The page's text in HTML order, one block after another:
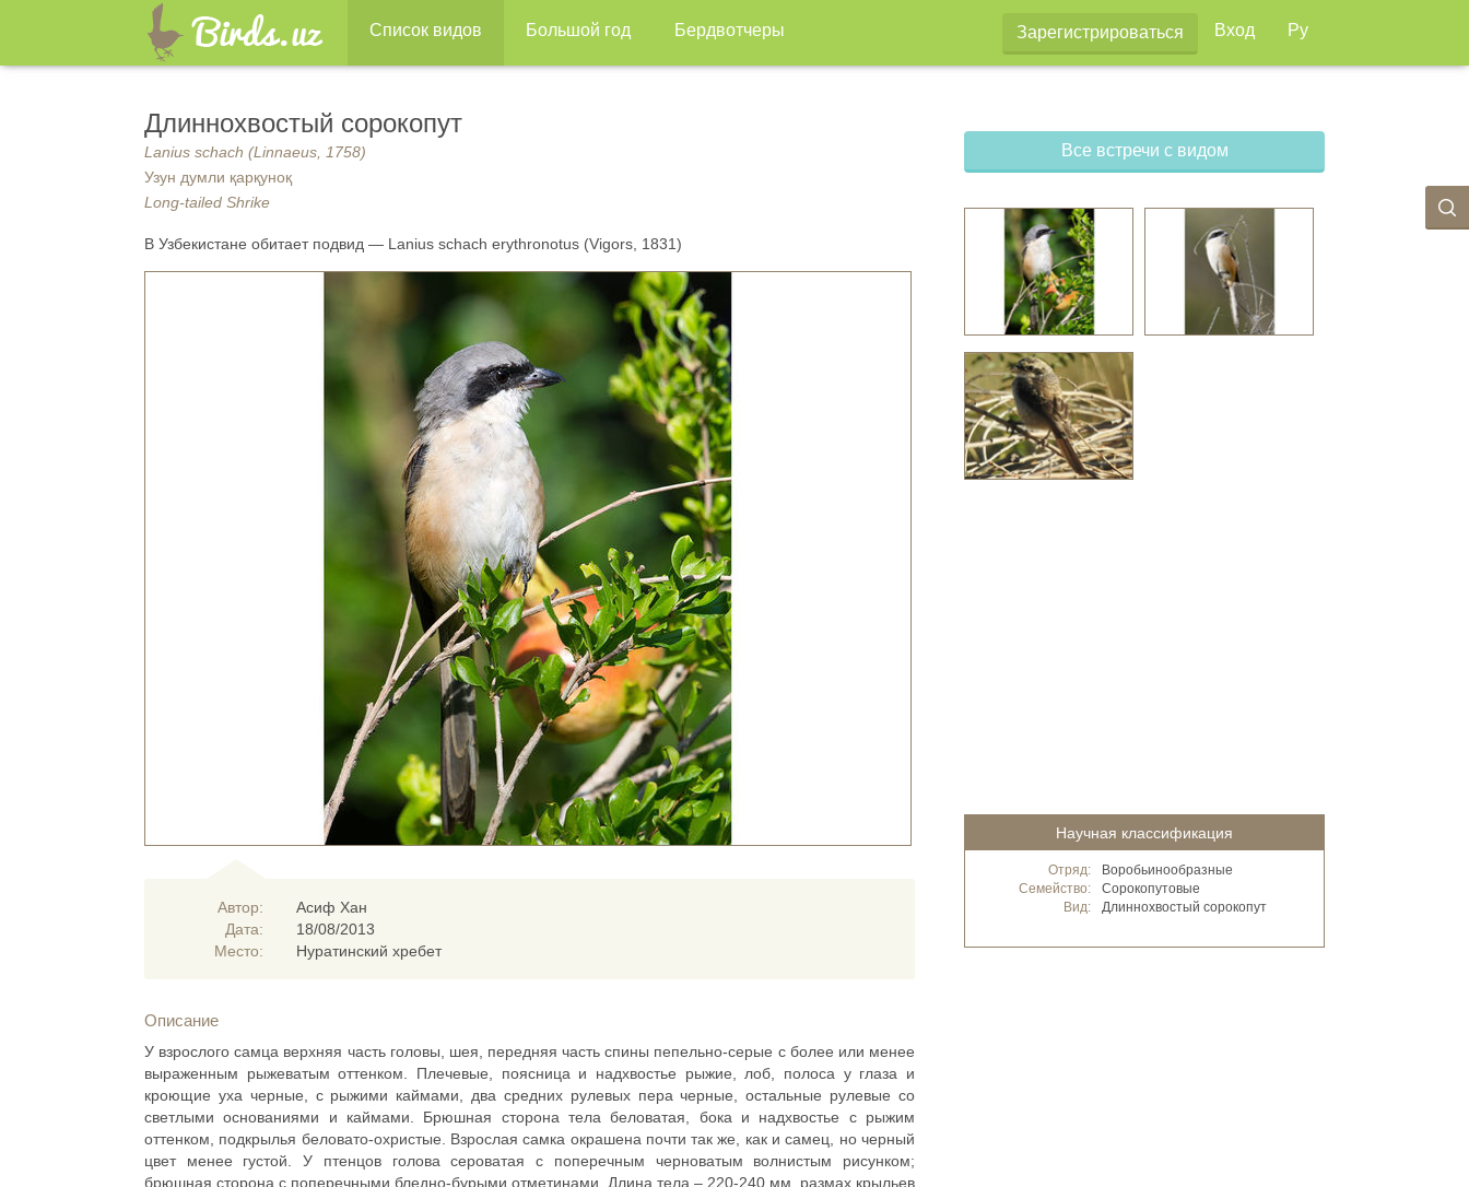
Список видов Большой год Бердвотчеры Зарегистрироваться Вход Ру
Длиннохвостый сорокопут
Lanius schach (Linnaeus, 1758)
Узун думли қарқуноқ
Long-tailed Shrike
В Узбекистане обитает подвид — Lanius schach erythronotus (Vigors, 1831)
Автор:
Дата:
Место:
Асиф Хан
18/08/2013
Нуратинский хребет
Описание
У взрослого самца верхняя часть головы, шея, передняя часть спины пепельно-серые с более или менее
выраженным рыжеватым оттенком. Плечевые, поясница и надхвостье рыжие, лоб, полоса у глаза и
кроющие уха черные, с рыжими каймами, два средних рулевых пера черные, остальные рулевые со
светлыми основаниями и каймами. Брюшная сторона тела беловатая, бока и надхвостье с рыжим
оттенком, подкрылья беловато-охристые. Взрослая самка окрашена почти так же, как и самец, но черный
цвет менее густой. У птенцов голова сероватая с поперечным черноватым волнистым рисунком;
брюшная сторона с поперечными бледно-бурыми отметинами. Длина тела – 220-240 мм, размах крыльев
Все встречи с видом
Научная классификация
Отряд:
Воробьинообразные
Семейство:
Сорокопутовые
Вид:
Длиннохвостый сорокопут